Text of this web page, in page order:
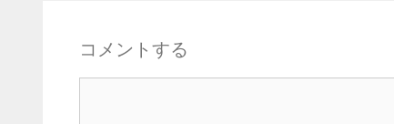
コメントする